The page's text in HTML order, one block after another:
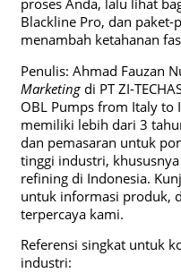
Blackline Pro, dan paket-
menambah ketahanan
Penulis: Ahmad Fauzan
Marketingdi PT ZI-
OBL Pumps from Italy to
memiliki lebih dari 3
dan pemasaran untuk
tinggi industri,
refining di Indonesia.
untuk informasi produk,
terpercaya kami.
Referensi singkat untuk
industri: